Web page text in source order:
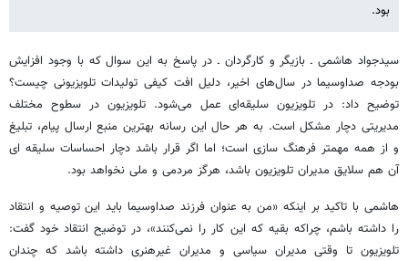
بود.
سیدجواد هاشمی ـ بازیگر و کارگردان ـ در پاسخ به این سوال که با وجود افزایش
بودجه صداوسیما در سال‌های اخیر، دلیل افت کیفی تولیدات تلویزیونی چیست؟
توضیح داد: در تلویزیون سلیقه‌ای عمل می‌شود. تلویزیون در سطوح مختلف
مدیریتی دچار مشکل است. به هر حال این رسانه بهترین منبع ارسال پیام، تبلیغ
و از همه مهمتر فرهنگ سازی است؛ اما اگر قرار باشد دچار احساسات سلیقه ای
آن هم سلایق مدیران تلویزیون باشد، هرگز مردمی و ملی نخواهد بود.
هاشمی با تاکید بر اینکه «من به عنوان فرزند صداوسیما باید این توصیه و انتقاد
را داشته باشم، چراکه بقیه که این کار را نمی‌کنند»، در توضیح انتقاد خود گفت:
تلویزیون تا وقتی مدیران سیاسی و مدیران غیرهنری داشته باشد که چندان